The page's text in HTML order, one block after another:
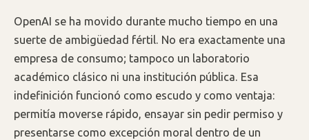
OpenAI se ha movido durante mucho tiempo en una
suerte de ambigüedad fértil. No era exactamente una
empresa de consumo; tampoco un laboratorio
académico clásico ni una institución pública. Esa
indefinición funcionó como escudo y como ventaja:
permitía moverse rápido, ensayar sin pedir permiso y
presentarse como excepción moral dentro de un